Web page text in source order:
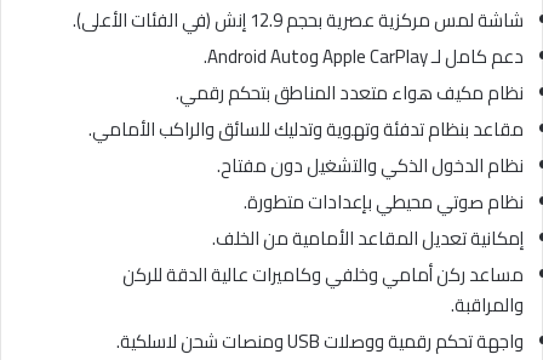
شاشة لمس مركزية عصرية بحجم 12.9 إنش (في الفئات الأعلى).
دعم كامل لـ Apple CarPlay وAndroid Auto.
نظام مكيف هواء متعدد المناطق بتحكم رقمي.
مقاعد بنظام تدفئة وتهوية وتدليك للسائق والراكب الأمامي.
نظام الدخول الذكي والتشغيل دون مفتاح.
نظام صوتي محيطي بإعدادات متطورة.
إمكانية تعديل المقاعد الأمامية من الخلف.
مساعد ركن أمامي وخلفي وكاميرات عالية الدقة للركن
والمراقبة.
واجهة تحكم رقمية ووصلات USB ومنصات شحن لاسلكية.